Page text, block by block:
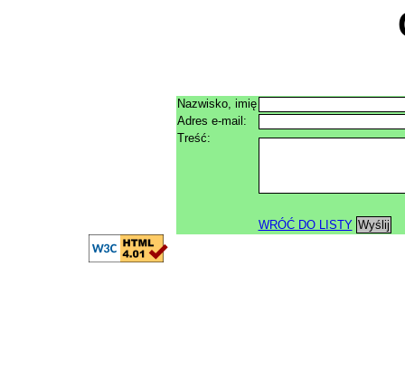
Nazwisko, imię
Adres e-mail:
Treść:
WRÓĆ DO LISTY